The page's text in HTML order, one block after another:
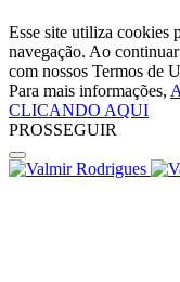
Esse site utiliza cookies
navegação. Ao
com nossos Termos de
Para mais informações,
CLICANDO AQUI
PROSSEGUIR